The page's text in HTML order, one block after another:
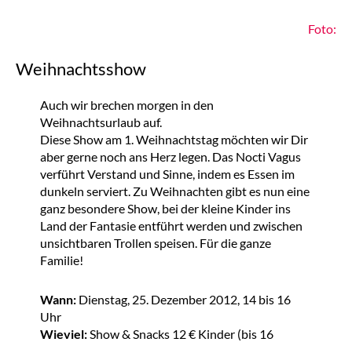
Foto:
Weihnachtsshow
Auch wir brechen morgen in den
Weihnachtsurlaub auf.
Diese Show am 1. Weihnachtstag möchten wir Dir
aber gerne noch ans Herz legen. Das Nocti Vagus
verführt Verstand und Sinne, indem es Essen im
dunkeln serviert. Zu Weihnachten gibt es nun eine
ganz besondere Show, bei der kleine Kinder ins
Land der Fantasie entführt werden und zwischen
unsichtbaren Trollen speisen. Für die ganze
Familie!
Wann: Dienstag, 25. Dezember 2012, 14 bis 16
Uhr
Wieviel:Show & Snacks 12 € Kinder (bis 16